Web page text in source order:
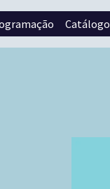
Catálogo